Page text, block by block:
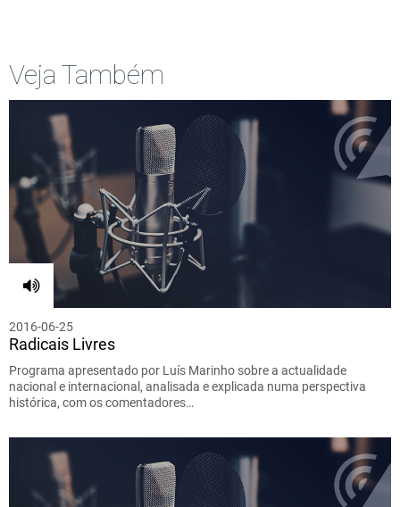
Veja Também
2016-06-25
Radicais Livres
Programa apresentado por Luís Marinho sobre a actualidade
nacional e internacional, analisada e explicada numa perspectiva
histórica, com os comentadores…